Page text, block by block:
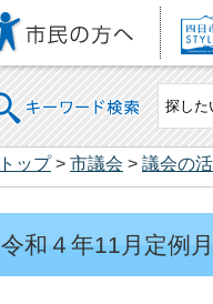
キーワード検索
トップ> 市議会 > 議会の
令和４年11月定例